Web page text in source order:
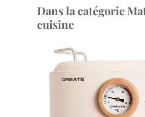
Dans la catégorie
cuisine